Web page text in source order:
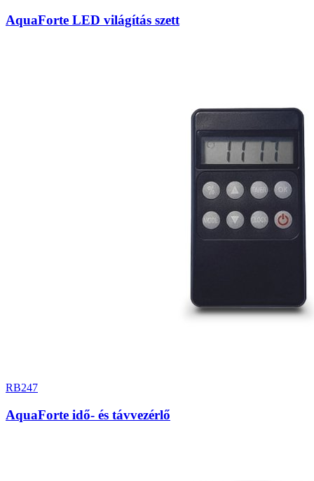
AquaForte LED világítás szett
RB247
AquaForte idő- és távvezérlő